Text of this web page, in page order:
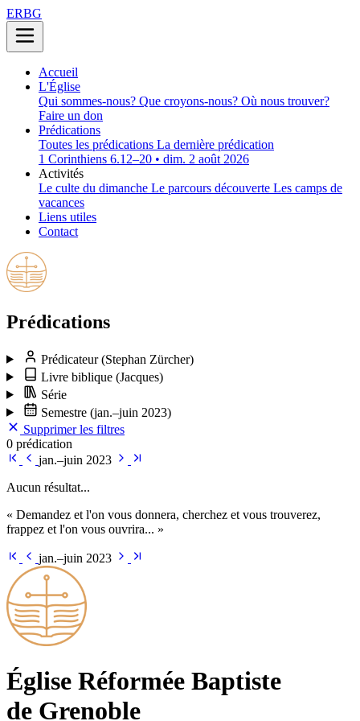
ERBG
Accueil
L'Église
Qui sommes-nous? Que croyons-nous? Où nous trouver?
Faire un don
Prédications
Toutes les prédications La dernière prédication
1 Corinthiens 6.12–20 • dim. 2 août 2026
Activités
Le culte du dimanche Le parcours découverte Les camps de
vacances
Liens utiles
Contact
Prédications
Prédicateur(Stephan Zürcher)
Livre biblique (Jacques)
Série
Semestre (jan.–juin 2023)
Supprimer les filtres
0 prédication
jan.–juin 2023
Aucun résultat...
« Demandez et l'on vous donnera, cherchez et vous trouverez,
frappez et l'on vous ouvrira... »
jan.–juin 2023
Église Ré­for­mée Bap­tiste
de Grenoble